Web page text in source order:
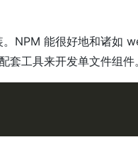
NPM 能很好地和诸如
工具来开发单文件组件